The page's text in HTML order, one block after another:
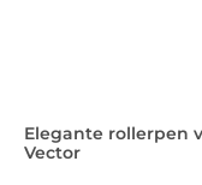
Elegante rollerpen
Vector